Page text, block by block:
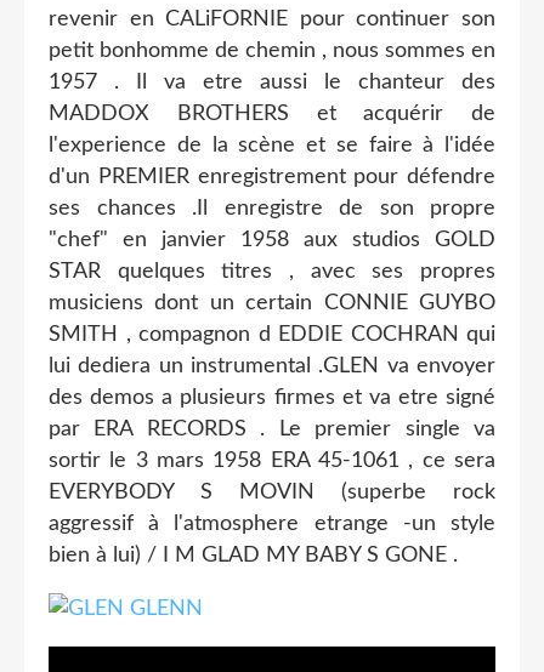
revenir en CALiFORNIE pour continuer son
petit bonhomme de chemin , nous sommes en
1957 . Il va etre aussi le chanteur des
MADDOX BROTHERS et acquérir de
l'experience de la scène et se faire à l'idée
d'un PREMIER enregistrement pour défendre
ses chances .Il enregistre de son propre
"chef" en janvier 1958 aux studios GOLD
STAR quelques titres , avec ses propres
musiciens dont un certain CONNIE GUYBO
SMITH , compagnon d EDDIE COCHRAN qui
lui dediera un instrumental .GLEN va envoyer
des demos a plusieurs firmes et va etre signé
par ERA RECORDS . Le premier single va
sortir le 3 mars 1958 ERA 45-1061 , ce sera
EVERYBODY S MOVIN (superbe rock
aggressif à l'atmosphere etrange -un style
bien à lui) / I M GLAD MY BABY S GONE .